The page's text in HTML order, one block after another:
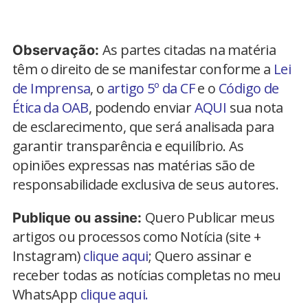
Observação: As partes citadas na matéria
têm o direito de se manifestar conforme a Lei
de Imprensa, o artigo 5º da CFe o Código de
Ética da OAB, podendo enviarAQUI sua nota
de esclarecimento, que será analisada para
garantir transparência e equilíbrio. As
opiniões expressas nas matérias são de
responsabilidade exclusiva de seus autores.
Publique ou assine: Quero Publicar meus
artigos ou processos como Notícia (site +
Instagram)clique aqui; Quero assinar e
receber todas as notícias completas no meu
WhatsApp clique aqui.